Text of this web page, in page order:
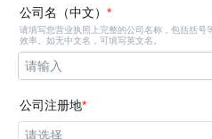
公司名（中文） *
请填写您营业执照上完整的公司名称，包括括号
效率。如无中文名，可填写英文名。
请输入
公司注册地*
请选择